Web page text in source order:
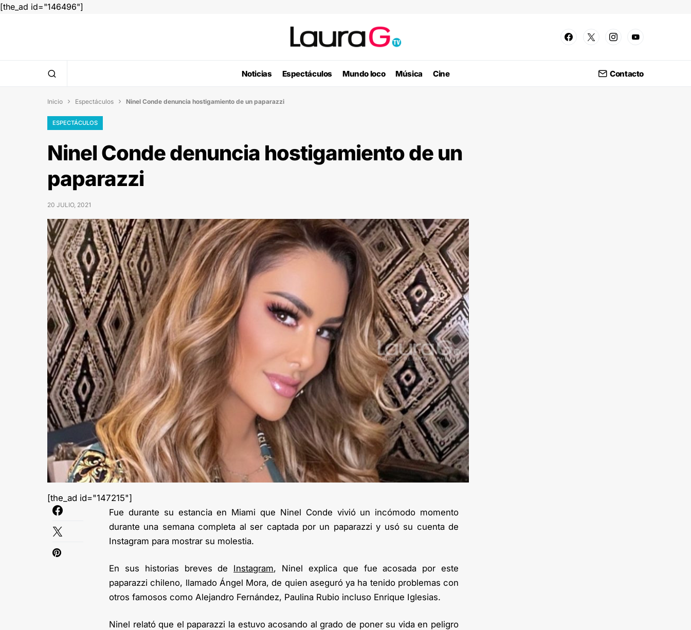
[the_ad id="146496"]
Noticias Espectáculos Mundo loco Música Cine Contacto
Inicio  Espectáculos  Ninel Conde denuncia hostigamiento de un paparazzi
ESPECTÁCULOS
Ninel Conde denuncia hostigamiento de un
paparazzi
20 JULIO, 2021
[the_ad id="147215"]
Fue durante su estancia en Miami que Ninel Conde vivió un incómodo momento
durante una semana completa al ser captada por un paparazzi y usó su cuenta de
Instagram para mostrar su molestia.
En sus historias breves de Instagram, Ninel explica que fue acosada por este
paparazzi chileno, llamado Ángel Mora, de quien aseguró ya ha tenido problemas con
otros famosos como Alejandro Fernández, Paulina Rubio incluso Enrique Iglesias.
Ninel relató que el paparazzi la estuvo acosando al grado de poner su vida en peligro